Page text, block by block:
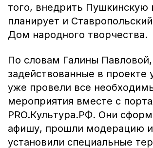
того, внедрить Пушкинскую
планирует и
Дом народного творчества.
По словам Галины Павловой,
задействованные в проекте
уже провели все
мероприятия вместе с
PRO.Культура.РФ. Они
афишу, прошли модерацию и
установили специальные